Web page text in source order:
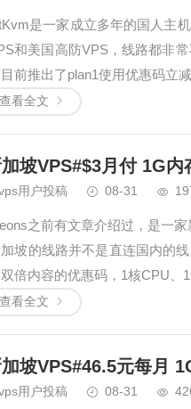
是一家成立多年的国人主
和美国高防VPS，线路都非
前推出了plan1使用优惠码立
查看全文
坡VPS#$3月付 1G
用户投稿 08-31
之前有文章介绍过，是一
坡的线路并不是直连国内的
倍内容的优惠码，1核CPU、
查看全文
坡VPS#46.5元每月
用户投稿 08-31